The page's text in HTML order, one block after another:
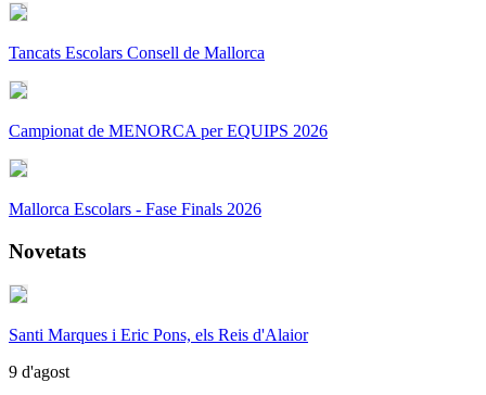
Tancats Escolars Consell de Mallorca
Campionat de MENORCA per EQUIPS 2026
Mallorca Escolars - Fase Finals 2026
Novetats
Santi Marques i Eric Pons, els Reis d'Alaior
9 d'agost